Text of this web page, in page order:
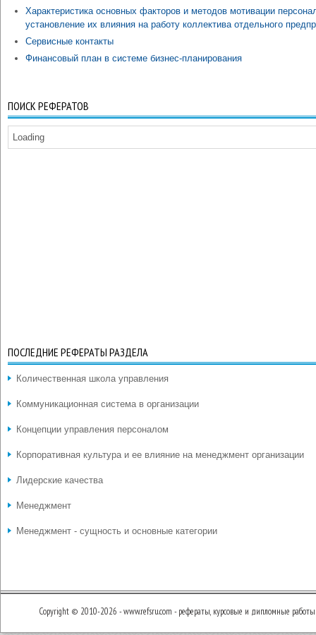
Характеристика основных факторов и методов мотивации
установление их влияния на работу коллектива отдельного
Сервисные контакты
Финансовый план в системе бизнес-планирования
ПОИСК РЕФЕРАТОВ
Loading
ПОСЛЕДНИЕ РЕФЕРАТЫ РАЗДЕЛА
Количественная школа управления
Коммуникационная система в организации
Концепции управления персоналом
Корпоративная культура и ее влияние на менеджмент организации
Лидерские качества
Менеджмент
Менеджмент - сущность и основные категории
Copyright © 2010-2026 - www.refsru.com - рефераты, курсовые и дипломные работы